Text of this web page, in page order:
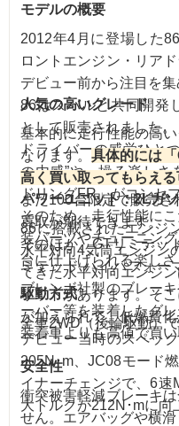
モデルの概要
2012年4月に登場した
ロントエンジン・リア
デビュー前から注目を集
86はスバルと共同開発
として販売されました。
ドライバーの感覚ひと
の内感”や、操る楽し
ドリングFR」がコンセ
そのため、走行性能に
装パーツやチューニン
台に仕上げられる楽し
人気の高いグレード
基本的に走行性能の高
なります。 具体的には
高く買い取ってもらえる
また100台限定で販売さ
買取が期待できます。
そのほか、GTリミテッ
ミテッド ハイパフォー
ブレンボ社製のブレー
ーバー等を装着したグ
装着車よりも高値で買
パワーユニット：2Lガ
86に搭載されたエンジ
水平対向4気筒エンジン
てきた水平対向エンジ
リットがあります。そ
が加えられて、低燃費
デビュー当時のスペッ
205N･m、JC08モード
イナーチェンジで、6速
大トルクが212N･mに向
駆動方式
全車2WD（後輪駆動）
安全性
衝突被害軽減ブレーキ
せん。エアバッグや横